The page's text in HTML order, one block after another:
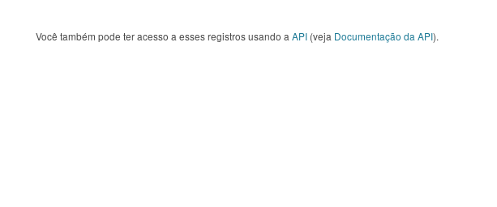
Você também pode ter acesso a esses registros usando a API (veja Documentação da API).